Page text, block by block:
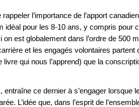
XXe
Autres
l’importance de l’apport
idéal pour les 8-10 ans, y compris pour
est globalement dans l’ordre de 500
et les engagés volontaires partent
qui nous l’apprend) que la
entraîne ce dernier à s’engager lorsque
L’idée que, dans l’esprit de